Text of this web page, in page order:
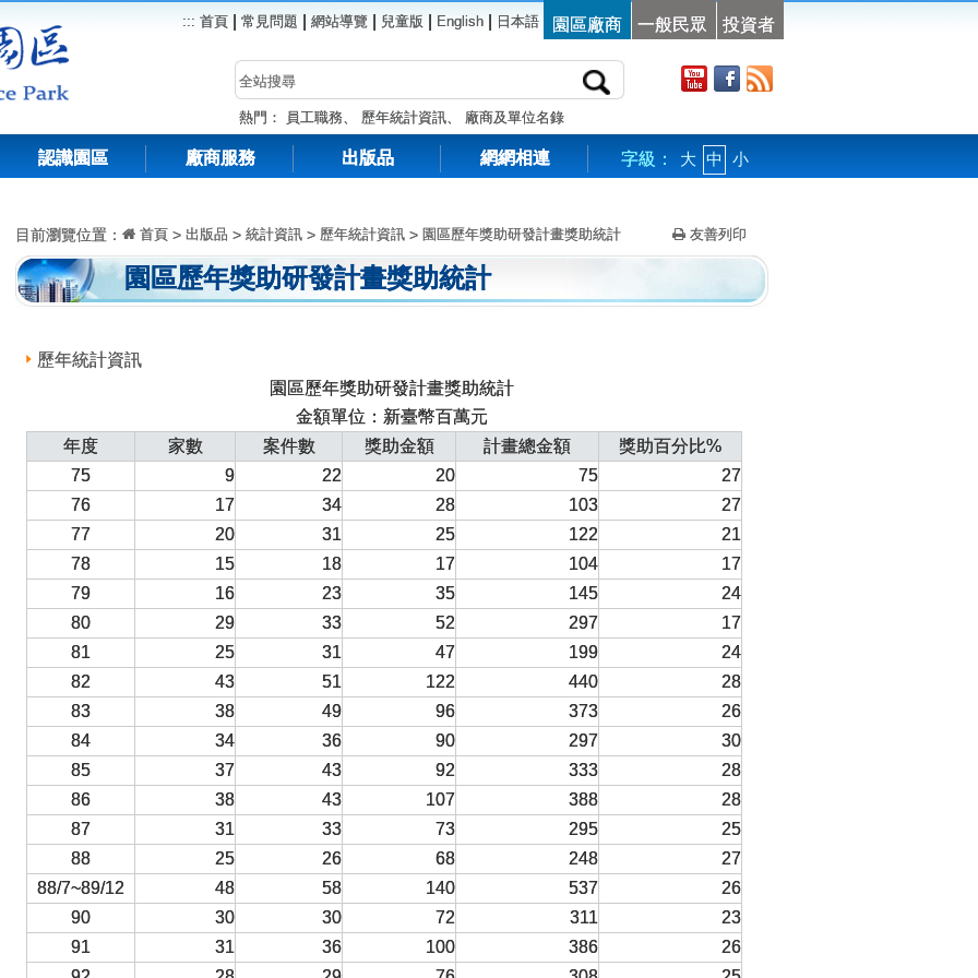
::: 首頁 常見問題 網站導覽 兒童版 English 日本語 園區廠商 一般民眾 投資者
熱門： 員工職務、 歷年統計資訊、 廠商及單位名錄
認識園區 廠商服務 出版品 網網相連 字級： 大 中 小
目前瀏覽位置： 首頁 > 出版品 > 統計資訊 > 歷年統計資訊 > 園區歷年獎助研發計畫獎助統計 友善列印
園區歷年獎助研發計畫獎助統計
歷年統計資訊
園區歷年獎助研發計畫獎助統計
金額單位：新臺幣百萬元
年度
家數 案件數 獎助金額 計畫總金額
獎助百分比%
75
9 22 20 75
27
76
17 34 28 103
27
77
20 31 25 122
21
78
15 18 17 104
17
79
16 23 35 145
24
80
29 33 52 297
17
81
25 31 47 199
24
82
43 51 122 440
28
83
38 49 96 373
26
84
34 36 90 297
30
85
37 43 92 333
28
86
38 43 107 388
28
87
31 33 73 295
25
88
25 26 68 248
27
88/7~89/12
48 58 140 537
26
90
30 30 72 311
23
91
31 36 100 386
26